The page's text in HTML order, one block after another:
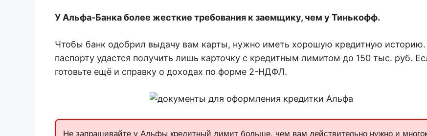
У Альфа-Банка более жесткие требования к заемщику, чем у Тинькофф.
Чтобы банк одобрил выдачу вам карты, нужно иметь хорошую кредитную
паспорту удастся получить лишь карточку с кредитным лимитом до 150 тыс. руб.
готовьте ещё и справку о доходах по форме 2-НДФЛ.
Не запрашивайте у Альфы кредитный лимит больше, чем вам действительно нужно и